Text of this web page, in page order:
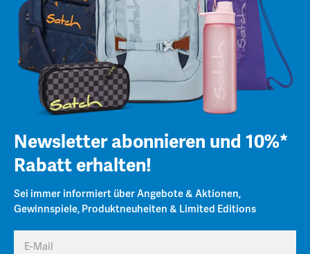
Newsletter abonnieren und 10%*
Rabatt erhalten!
Sei immer informiert über Angebote & Aktionen,
Gewinnspiele, Produktneuheiten & Limited Editions
E-Mail